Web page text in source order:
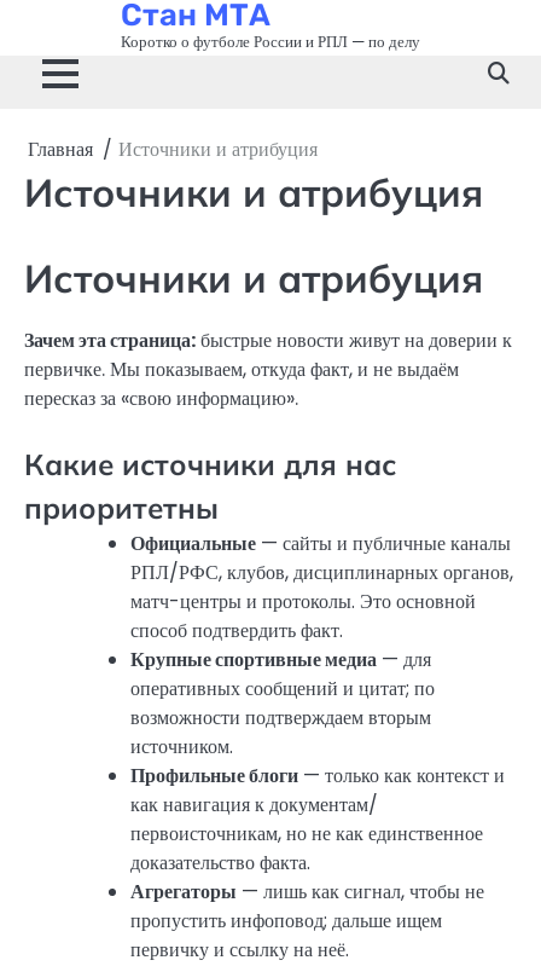
содержимому
Стан МТА
Коротко о футболе России и РПЛ — по делу
Главная Источники и атрибуция
Источники и атрибуция
Источники и атрибуция
Зачем эта страница:быстрые новости живут на доверии к
первичке. Мы показываем, откуда факт, и не выдаём
пересказ за «свою информацию».
Какие источники для нас
приоритетны
Официальные — сайты и публичные каналы
РПЛ/РФС, клубов, дисциплинарных органов,
матч-центры и протоколы. Это основной
способ подтвердить факт.
Крупные спортивные медиа — для
оперативных сообщений и цитат; по
возможности подтверждаем вторым
источником.
Профильные блоги — только как контекст и
как навигация к документам/
первоисточникам, но не как единственное
доказательство факта.
Агрегаторы — лишь как сигнал, чтобы не
пропустить инфоповод; дальше ищем
первичку и ссылку на неё.